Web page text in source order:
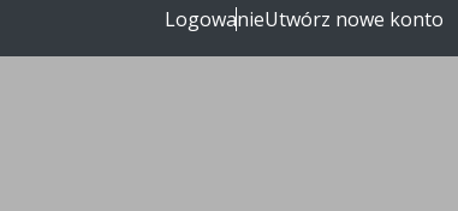
LogowanieUtwórz nowe konto